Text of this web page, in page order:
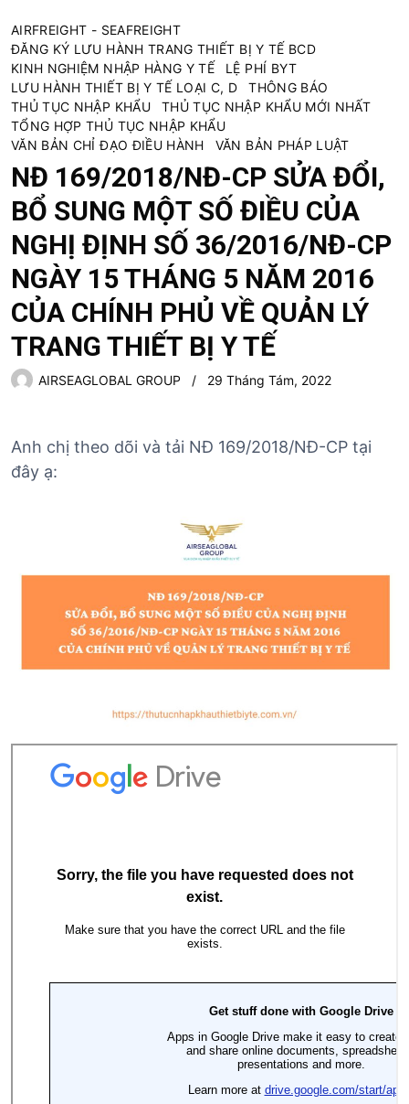
AIRFREIGHT - SEAFREIGHT
ĐĂNG KÝ LƯU HÀNH TRANG THIẾT BỊ Y TẾ BCD
KINH NGHIỆM NHẬP HÀNG Y TẾ
LỆ PHÍ BYT
LƯU HÀNH THIẾT BỊ Y TẾ LOẠI C, D
THÔNG BÁO
THỦ TỤC NHẬP KHẨU
THỦ TỤC NHẬP KHẨU MỚI NHẤT
TỔNG HỢP THỦ TỤC NHẬP KHẨU
VĂN BẢN CHỈ ĐẠO ĐIỀU HÀNH
VĂN BẢN PHÁP LUẬT
NĐ 169/2018/NĐ-CP SỬA ĐỔI,
BỔ SUNG MỘT SỐ ĐIỀU CỦA
NGHỊ ĐỊNH SỐ 36/2016/NĐ-CP
NGÀY 15 THÁNG 5 NĂM 2016
CỦA CHÍNH PHỦ VỀ QUẢN LÝ
TRANG THIẾT BỊ Y TẾ
AIRSEAGLOBAL GROUP 29 Tháng Tám, 2022
Anh chị theo dõi và tải NĐ 169/2018/NĐ-CP tại
đây ạ: